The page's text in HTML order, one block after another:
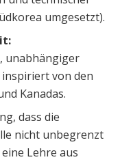
umgesetzt).
unabhängiger
von den
Kanadas.
dass die
nicht unbegrenzt
Lehre aus